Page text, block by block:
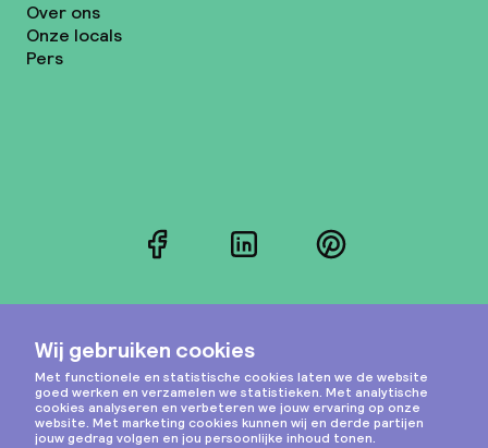
Over ons
Onze locals
Pers
FacebookLinkedInPinterest
Instagram